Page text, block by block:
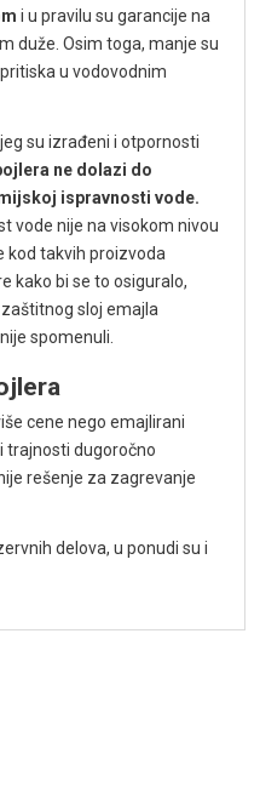
i u pravilu su garancije na
duže. Osim toga, manje su
u vodovodnim
su izrađeni i otpornosti
ne dolazi do
ispravnosti vode.
vode nije na visokom nivou
kod takvih proizvoda
kako bi se to osiguralo,
sloj emajla
spomenuli.
cene nego emajlirani
trajnosti dugoročno
rešenje za zagrevanje
delova, u ponudi su i